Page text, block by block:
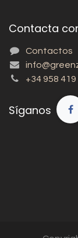
Contacta
Contactos
+34 958 419
Síganos